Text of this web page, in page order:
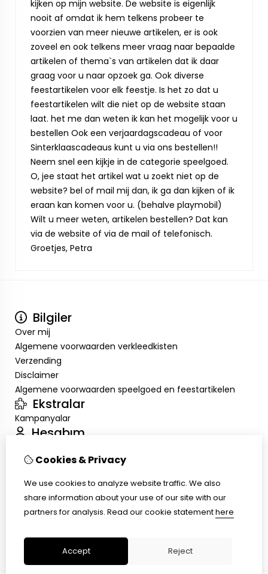
kijken op mijn website. De website is eigenlijk
nooit af omdat ik hem telkens probeer te
voorzien van meer nieuwe artikelen, er is ook
zoveel en ook telkens meer vraag naar bepaalde
artikelen of thema`s van artikelen dat ik daar
graag voor u naar opzoek ga. Ook diverse
feestartikelen voor elk feestje. Is het zo dat u
feestartikelen wilt die niet op de website staan
laat. het me dan weten ik kan het mogelijk voor u
bestellen Ook een verjaardagscadeau of voor
Sinterklaascadeaus kunt u via ons bestellen!!
Neem snel een kijkje in de categorie speelgoed.
O, jee staat het artikel wat u zoekt niet op de
website? bel of mail mij dan, ik ga dan kijken of ik
eraan kan komen voor u. (behalve playmobil)
Wilt u meer weten, artikelen bestellen? Dat kan
via de website of via de mail of telefonisch.
Groetjes, Petra
Bilgiler
Over mij
Algemene voorwaarden verkleedkisten
Verzending
Disclaimer
Algemene voorwaarden speelgoed en feestartikelen
Ekstralar
Kampanyalar
Hesabım
Sipariş Geçmişim
Müşteri Servisi
Ürün İadesi
Cookies & Privacy
We use cookies to analyze website traffic. We also
share information about your use of our site with our
partners for analysis. Read our cookie statementhere
Accept Reject